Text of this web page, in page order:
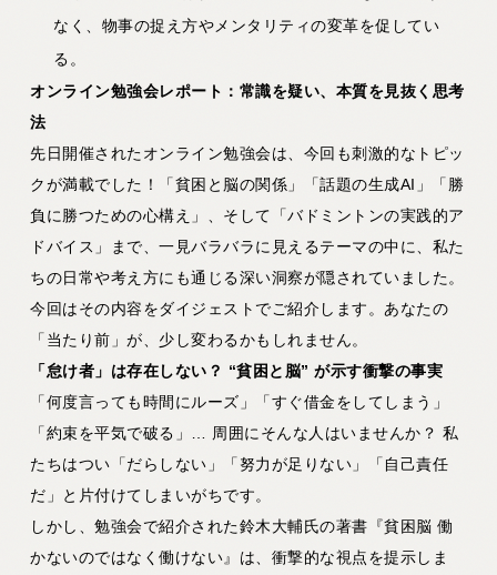
なく、物事の捉え方やメンタリティの変革を促してい
る。
オンライン勉強会レポート：常識を疑い、本質を見抜く思考
法
先日開催されたオンライン勉強会は、今回も刺激的なトピッ
クが満載でした！「貧困と脳の関係」「話題の生成AI」「勝
負に勝つための心構え」、そして「バドミントンの実践的ア
ドバイス」まで、一見バラバラに見えるテーマの中に、私た
ちの日常や考え方にも通じる深い洞察が隠されていました。
今回はその内容をダイジェストでご紹介します。あなたの
「当たり前」が、少し変わるかもしれません。
「怠け者」は存在しない？ “貧困と脳”が示す衝撃の事実
「何度言っても時間にルーズ」「すぐ借金をしてしまう」
「約束を平気で破る」… 周囲にそんな人はいませんか？ 私
たちはつい「だらしない」「努力が足りない」「自己責任
だ」と片付けてしまいがちです。
しかし、勉強会で紹介された鈴木大輔氏の著書『貧困脳 働
かないのではなく働けない』は、衝撃的な視点を提示しま